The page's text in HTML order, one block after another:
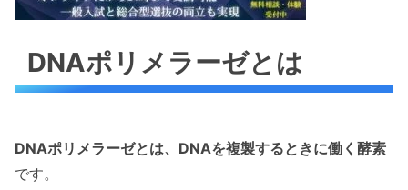
DNAポリメラーゼとは
DNAポリメラーゼとは、DNAを複製するときに働く酵素
です。